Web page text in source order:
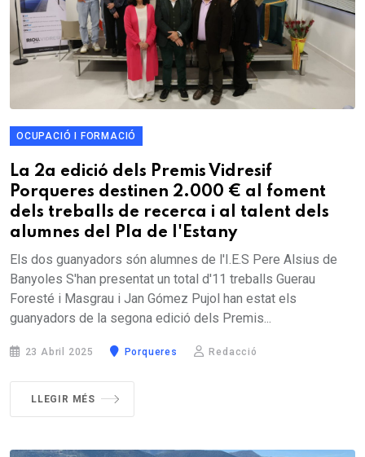
OCUPACIÓ I FORMACIÓ
La 2a edició dels Premis Vidresif
Porqueres destinen 2.000 € al foment
dels treballs de recerca i al talent dels
alumnes del Pla de l'Estany
Els dos guanyadors són alumnes de l'I.E.S Pere Alsius de
Banyoles S'han presentat un total d'11 treballs Guerau
Foresté i Masgrau i Jan Gómez Pujol han estat els
guanyadors de la segona edició dels Premis...
23 Abril 2025 Porqueres Redacció
LLEGIR MÉS